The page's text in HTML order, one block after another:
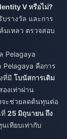
V หรือไม่?
รางวัล และการ
มเหลว ตรวจสอบ
Pelagaya
Pelagaya คือการ
ที่มี โบนัสการเติม
งเท่าผ่าน
จะช่วยลดต้นทุนต่อ
25 มิถุนายน ถึง
เทียบเท่ากับ